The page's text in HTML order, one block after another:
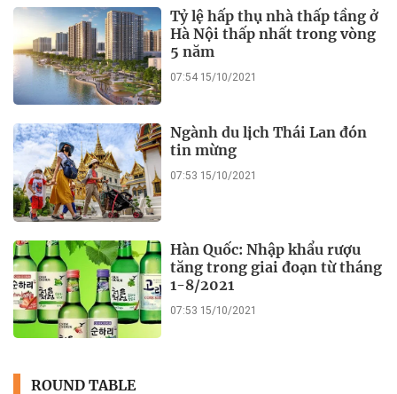
Tỷ lệ hấp thụ nhà thấp tầng ở
Hà Nội thấp nhất trong vòng
5 năm
07:54 15/10/2021
Ngành du lịch Thái Lan đón
tin mừng
07:53 15/10/2021
Hàn Quốc: Nhập khẩu rượu
tăng trong giai đoạn từ tháng
1-8/2021
07:53 15/10/2021
ROUND TABLE